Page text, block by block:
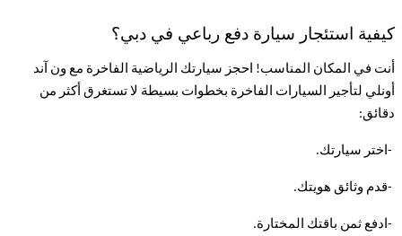
كيفية استئجار سيارة دفع رباعي في دبي؟
أنت في المكان المناسب! احجز سيارتك الرياضية الفاخرة مع ون آند
أونلي لتأجير السيارات الفاخرة بخطوات بسيطة لا تستغرق أكثر من
دقائق:
-اختر سيارتك.
-قدم وثائق هويتك.
-ادفع ثمن باقتك المختارة.